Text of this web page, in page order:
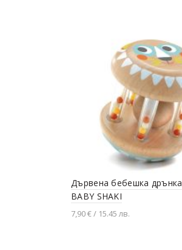
Дървена бебешка
BABY SHAKI
7,90 € / 15.45 лв.